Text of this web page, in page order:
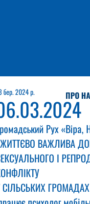
ПРО
бер. 2024 р.
Рух «Віра,
ВАЖЛИВА
І
СІЛЬСЬКИХ